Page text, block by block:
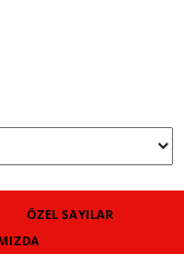
ÖZEL SAYILAR